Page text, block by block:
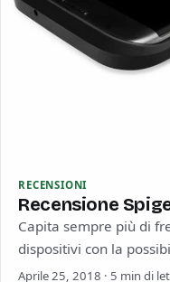
RECENSIONI
Recensione
Capita sempre più di
dispositivi con la
che con il filo, anche…
Aprile 25, 2018 · 5 min di